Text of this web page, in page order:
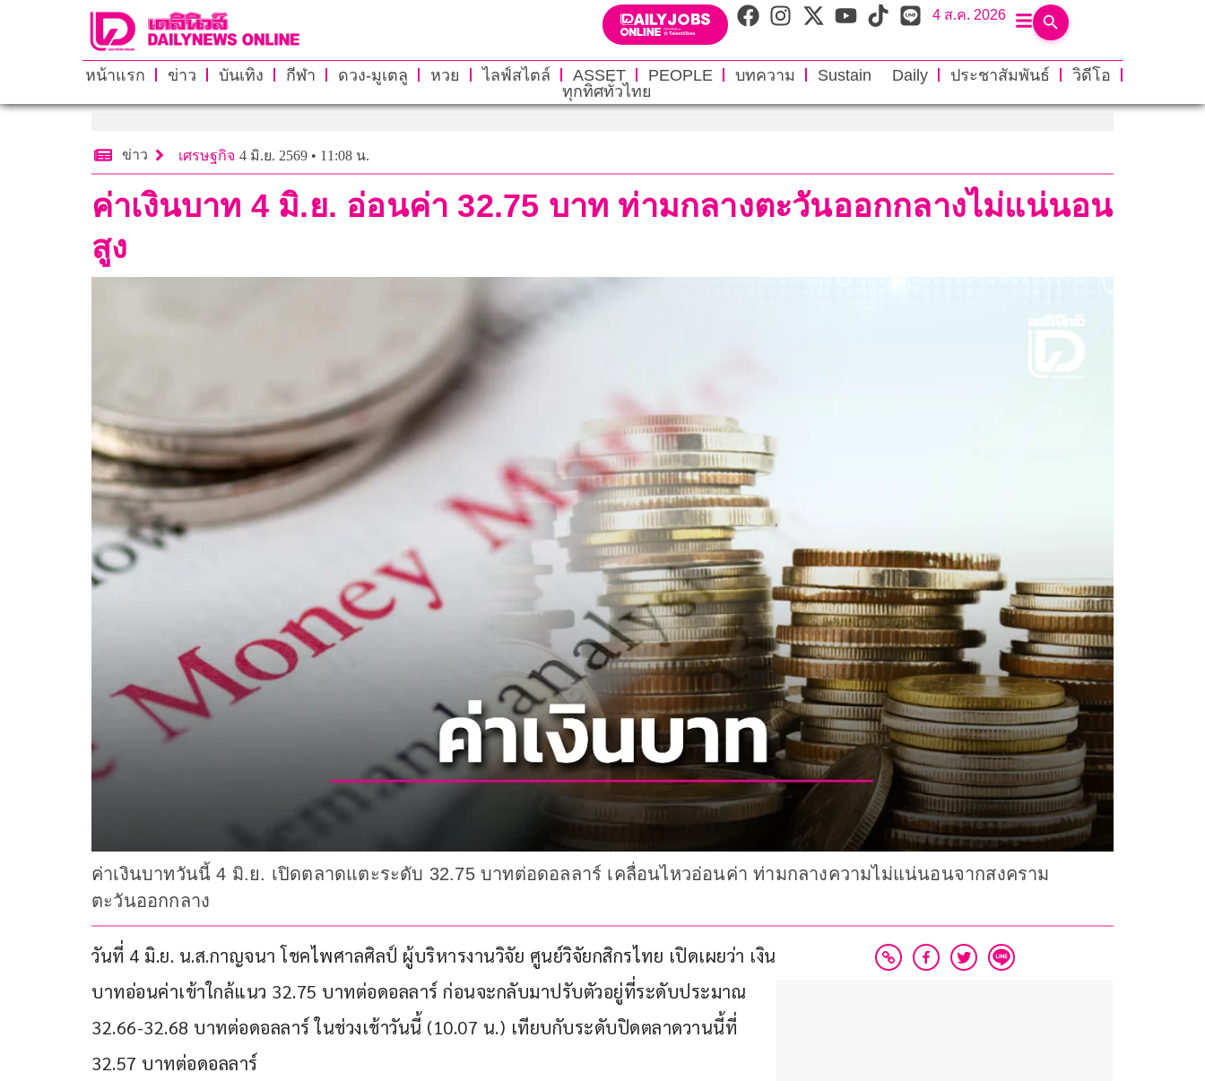
4 ส.ค. 2026
หน้าแรก ข่าว บันเทิง กีฬา ดวง-มูเตลู หวย ไลฟ์สไตล์ ASSET PEOPLE บทความ Sustain Daily ประชาสัมพันธ์
วิดีโอ
ทุกทิศทั่วไทย
ข่าว เศรษฐกิจ 4 มิ.ย. 2569 • 11:08 น.
ค่าเงินบาท 4 มิ.ย. อ่อนค่า 32.75 บาท ท่ามกลางตะวันออกกลางไม่แน่นอน
สูง
ค่าเงินบาทวันนี้ 4 มิ.ย. เปิดตลาดแตะระดับ 32.75 บาทต่อดอลลาร์ เคลื่อนไหวอ่อนค่า ท่ามกลางความไม่แน่นอนจากสงคราม
ตะวันออกกลาง
วันที่ 4 มิ.ย. น.ส.กาญจนา โชคไพศาลศิลป์ ผู้บริหารงานวิจัย ศูนย์วิจัยกสิกรไทย เปิดเผยว่า เงิน
บาทอ่อนค่าเข้าใกล้แนว 32.75 บาทต่อดอลลาร์ ก่อนจะกลับมาปรับตัวอยู่ที่ระดับประมาณ
32.66-32.68 บาทต่อดอลลาร์ ในช่วงเช้าวันนี้ (10.07 น.) เทียบกับระดับปิดตลาดวานนี้ที่
32.57 บาทต่อดอลลาร์